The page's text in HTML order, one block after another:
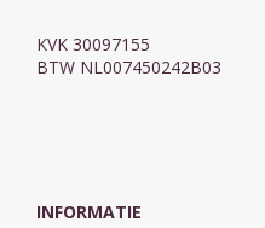
KVK 30097155
BTW NL007450242B03
INFORMATIE